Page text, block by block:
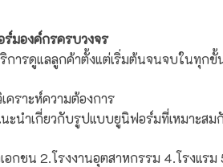
มองค์กรครบวงจร
การดูแลลูกค้าตั้งแต่เริ่มต้นจนจบในทุกขั้
คราะห์ความต้องการ
ะนำเกี่ยวกับรูปแบบยูนิฟอร์มที่เหมาะ
อกชน 2.โรงงานอุตสาหกรรม 4.โรงแรม